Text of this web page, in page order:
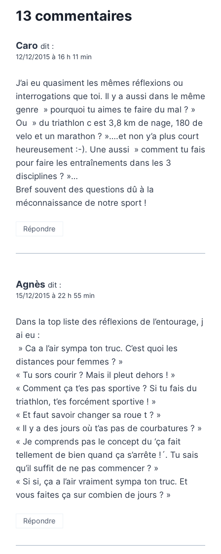
13 commentaires
Caro dit :
12/12/2015 à 16 h 11 min
J’ai eu quasiment les mêmes réflexions ou
interrogations que toi. Il y a aussi dans le même
genre » pourquoi tu aimes te faire du mal ? »
Ou » du triathlon c est 3,8 km de nage, 180 de
velo et un marathon ? »….et non y’a plus court
heureusement :-). Une aussi » comment tu fais
pour faire les entraînements dans les 3
disciplines ? »…
Bref souvent des questions dû à la
méconnaissance de notre sport !
Répondre
Agnès dit :
15/12/2015 à 22 h 55 min
Dans la top liste des réflexions de l’entourage, j
ai eu :
» Ca a l’air sympa ton truc. C’est quoi les
distances pour femmes ? »
« Tu sors courir ? Mais il pleut dehors ! »
« Comment ça t’es pas sportive ? Si tu fais du
triathlon, t’es forcément sportive ! »
« Et faut savoir changer sa roue t ? »
« Il y a des jours où t’as pas de courbatures ? »
« Je comprends pas le concept du ‘ça fait
tellement de bien quand ça s’arrête !´. Tu sais
qu’il suffit de ne pas commencer ? »
« Si si, ça a l’air vraiment sympa ton truc. Et
vous faites ça sur combien de jours ? »
Répondre